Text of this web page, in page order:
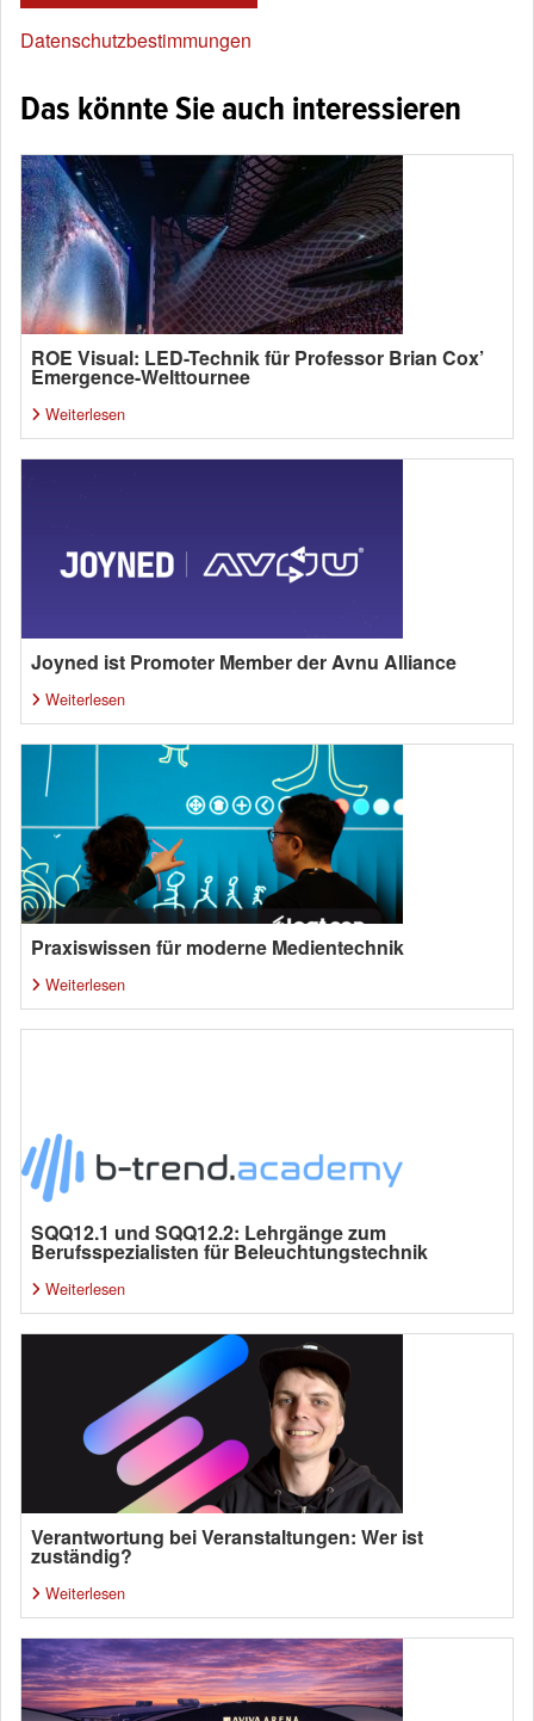
Datenschutzbestimmungen
Das könnte Sie auch interessieren
ROE Visual: LED-Technik für Professor Brian Cox’
Emergence-Welttournee
Weiterlesen
Joyned ist Promoter Member der Avnu Alliance
Weiterlesen
Praxiswissen für moderne Medientechnik
Weiterlesen
SQQ12.1 und SQQ12.2: Lehrgänge zum
Berufsspezialisten für Beleuchtungstechnik
Weiterlesen
Verantwortung bei Veranstaltungen: Wer ist
zuständig?
Weiterlesen